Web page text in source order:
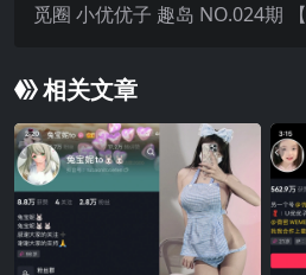
觅圈 小优优子 趣岛 NO.024期
相关文章